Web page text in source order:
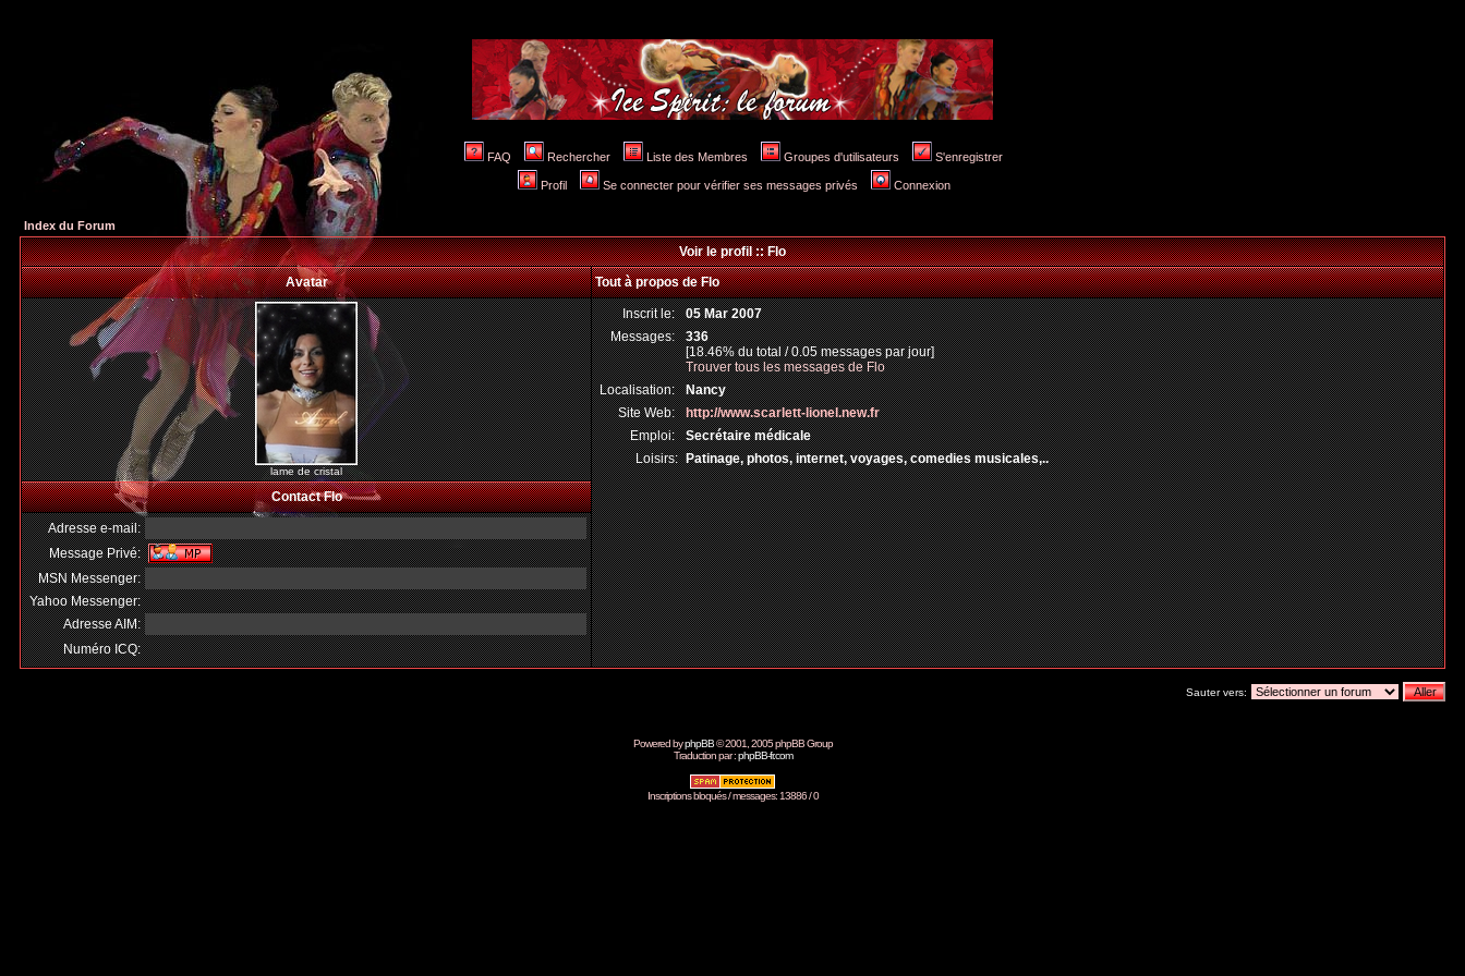
FAQ Rechercher Liste des Membres Groupes d'utilisateurs S'enregistrer
Profil Se connecter pour vérifier ses messages privés Connexion
Index du Forum
Voir le profil :: Flo
Avatar
Tout à propos de Flo
lame de cristal
Inscrit le: 05 Mar 2007
Messages: 336
[18.46% du total / 0.05 messages par jour]
Trouver tous les messages de Flo
Localisation: Nancy
Site Web: http://www.scarlett-lionel.new.fr
Emploi: Secrétaire médicale
Loisirs: Patinage, photos, internet, voyages, comedies musicales,..
Contact Flo
Adresse e-mail:
Message Privé:
MSN Messenger:
Yahoo Messenger:
Adresse AIM:
Numéro ICQ:
Sauter vers:
Powered byphpBB© 2001, 2005 phpBB Group
Traduction par :phpBB-fr.com
Inscriptions bloqués / messages: 13886 / 0